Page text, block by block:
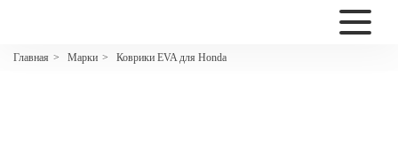
Главная > Марки > Коврики EVA для Honda
2200